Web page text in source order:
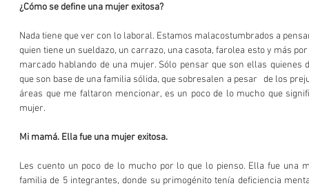
¿Cómo se define una mujer exitosa?
Nada tiene que ver con lo laboral. Estamos malacostumbrados a
quien tiene un sueldazo, un carrazo, una casota, farolea esto y más
marcado hablando de una mujer. Sólo pensar que son ellas quienes
que son base de una familia sólida, que sobresalen a pesar   de los
áreas que me faltaron mencionar, es un poco de lo mucho que
mujer.
Mi mamá. Ella fue una mujer exitosa.
Les cuento un poco de lo mucho por lo que lo pienso. Ella fue una
familia de 5 integrantes, donde su primogénito tenía deficiencia